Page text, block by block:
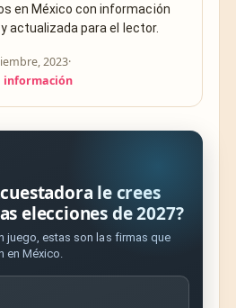
en México con información
actualizada para el lector.
2023·
información
le crees
elecciones de 2027?
juego, estas son las firmas que
en México.